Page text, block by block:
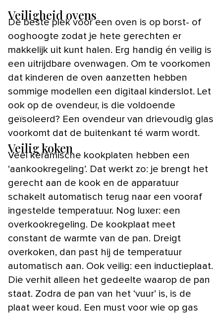
Veiligheid ovens
De beste plek voor een oven is op borst- of
ooghoogte zodat je hete gerechten er
makkelijk uit kunt halen. Erg handig én veilig is
een uitrijdbare ovenwagen. Om te voorkomen
dat kinderen de oven aanzetten hebben
sommige modellen een digitaal kinderslot. Let
ook op de ovendeur, is die voldoende
geïsoleerd? Een ovendeur van drievoudig glas
voorkomt dat de buitenkant té warm wordt.
Veilig koken
Veel keramische kookplaten hebben een
‘aankookregeling’. Dat werkt zo: je brengt het
gerecht aan de kook en de apparatuur
schakelt automatisch terug naar een vooraf
ingestelde temperatuur. Nog luxer: een
overkookregeling. De kookplaat meet
constant de warmte van de pan. Dreigt
overkoken, dan past hij de temperatuur
automatisch aan. Ook veilig: een inductieplaat.
Die verhit alleen het gedeelte waarop de pan
staat. Zodra de pan van het ‘vuur’ is, is de
plaat weer koud. Een must voor wie op gas